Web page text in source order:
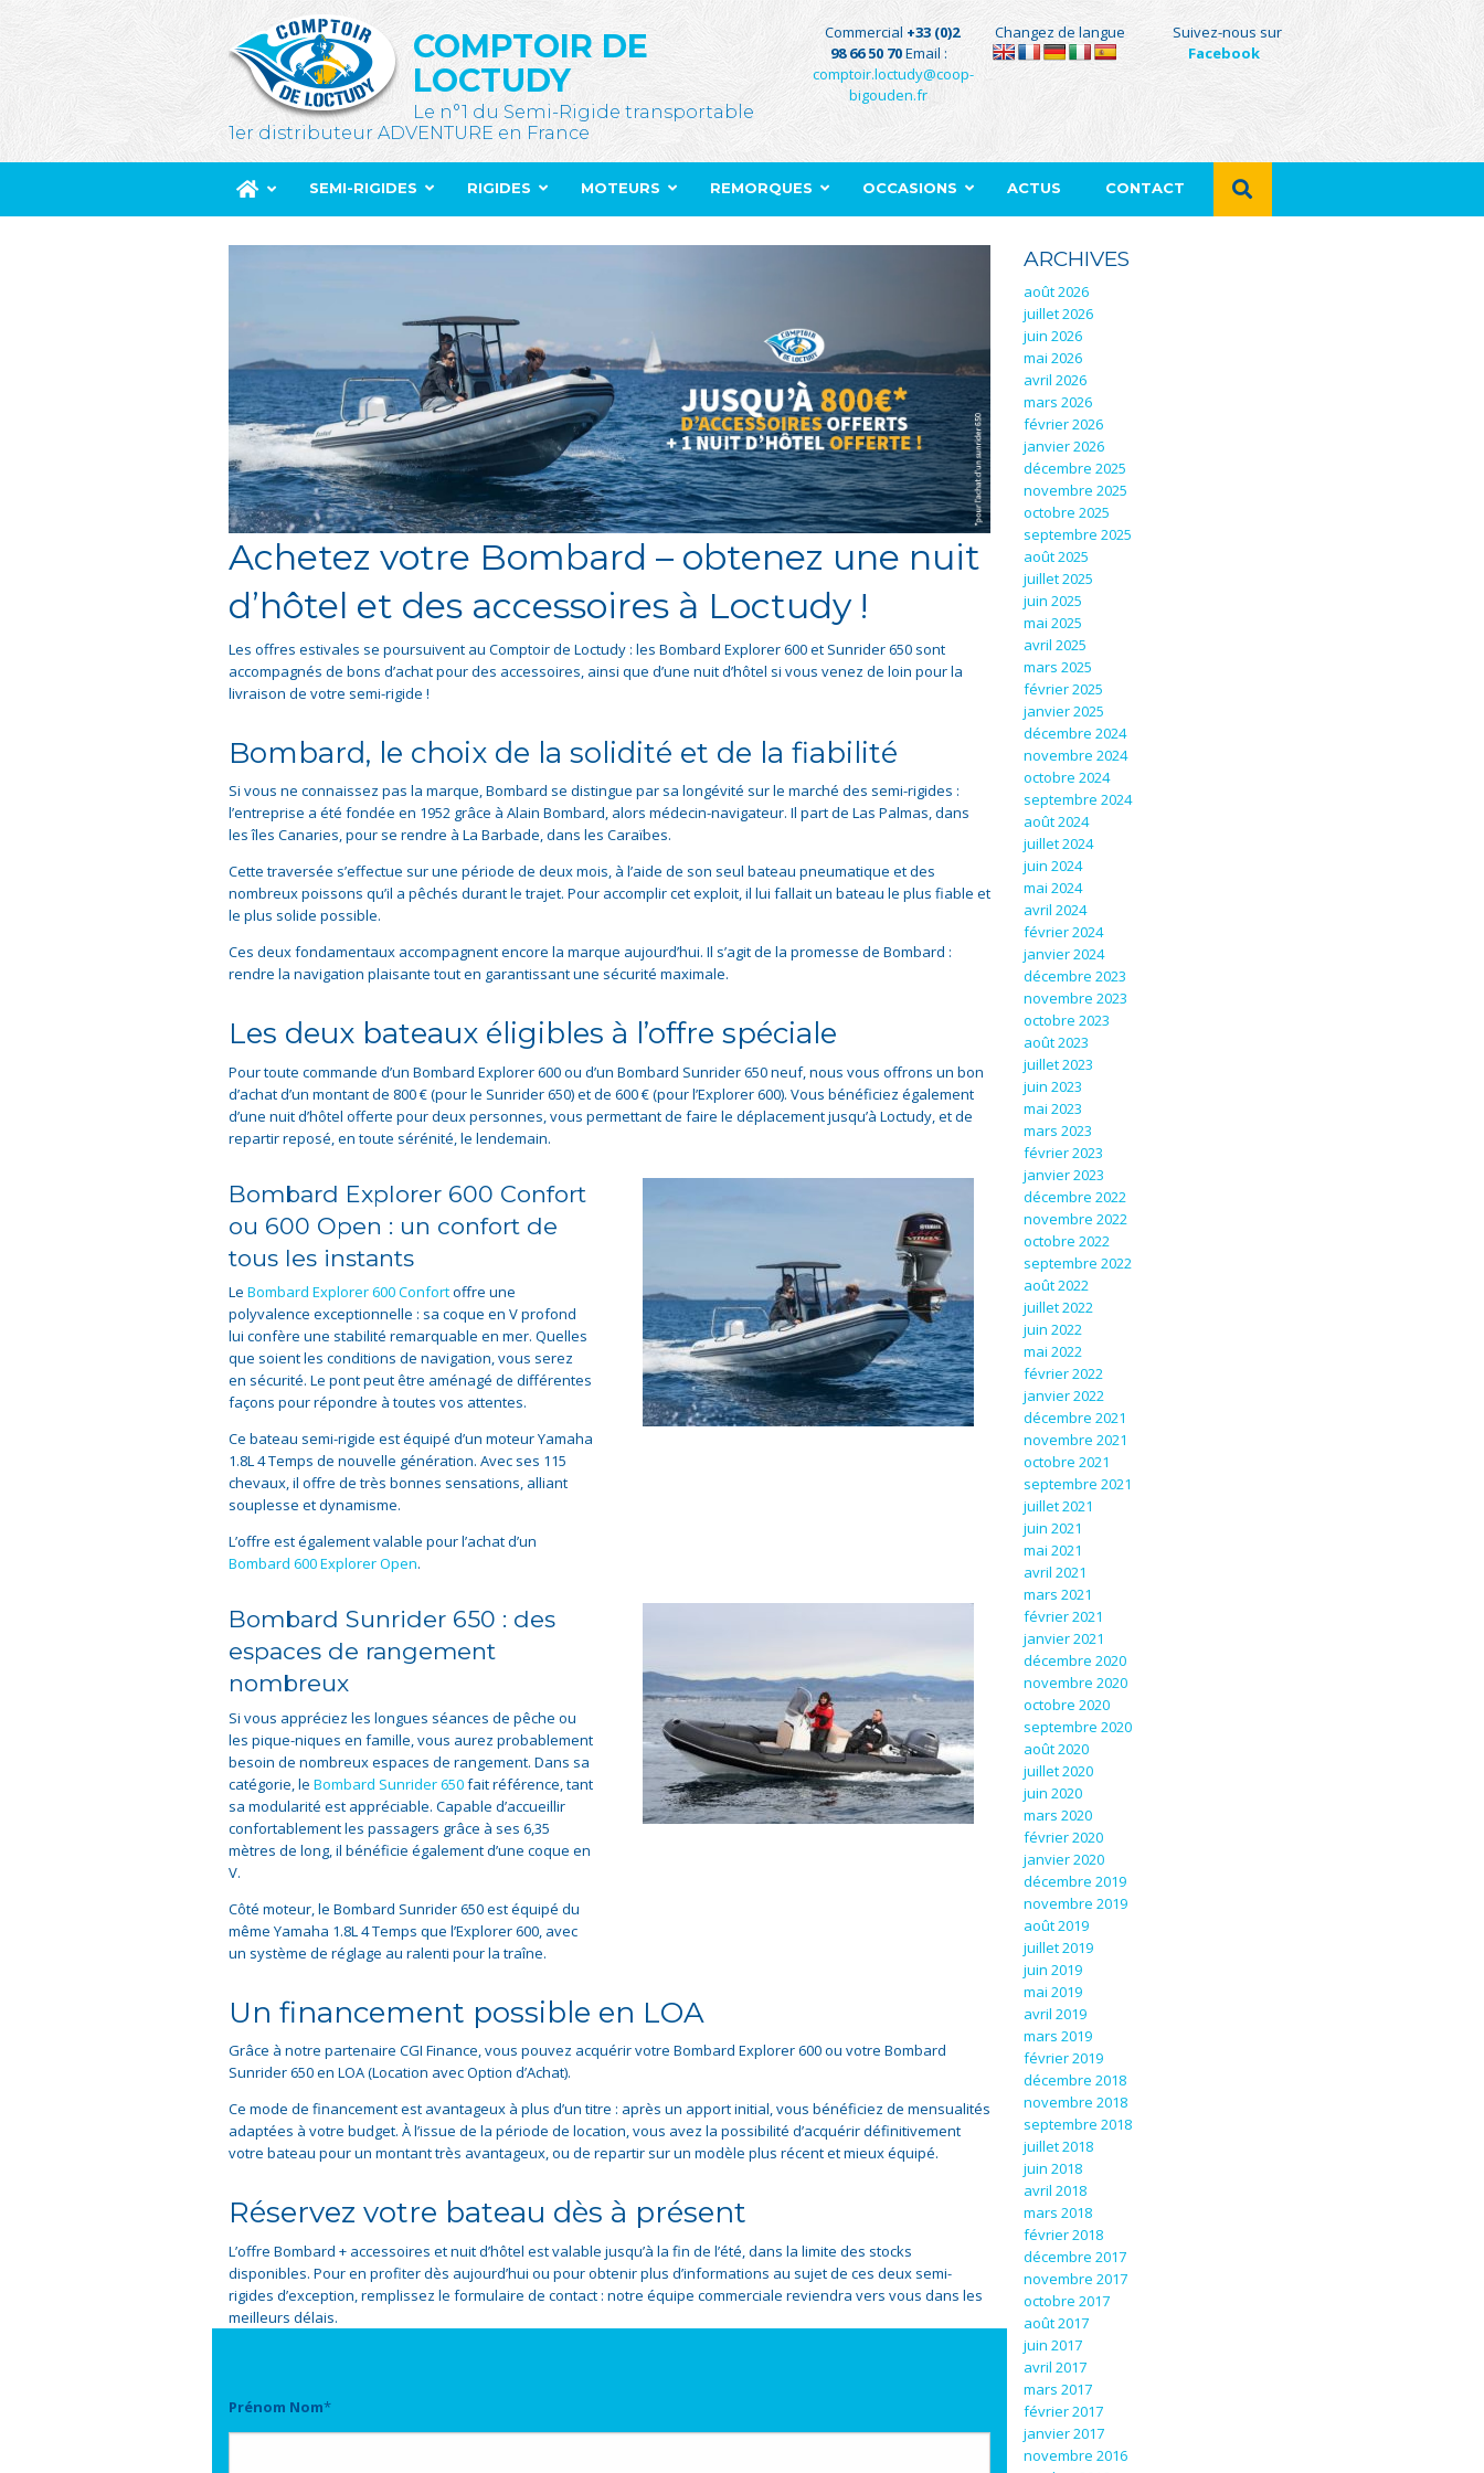
COMPTOIR DE
LOCTUDY
Le n°1 du Semi-Rigide transportable
1er distributeur ADVENTURE en France
Commercial +33 (0)2
98 66 50 70Email :
comptoir.loctudy@coop-
bigouden.fr
Changez de langue
Suivez-nous sur
Facebook
SEMI-RIGIDES RIGIDES MOTEURS REMORQUES OCCASIONS ACTUS CONTACT
Achetez votre Bombard – obtenez une nuit
d’hôtel et des accessoires à Loctudy !
Les offres estivales se poursuivent au Comptoir de Loctudy : les Bombard Explorer 600 et Sunrider 650 sont
accompagnés de bons d’achat pour des accessoires, ainsi que d’une nuit d’hôtel si vous venez de loin pour la
livraison de votre semi-rigide !
Bombard, le choix de la solidité et de la fiabilité
Si vous ne connaissez pas la marque, Bombard se distingue par sa longévité sur le marché des semi-rigides :
l’entreprise a été fondée en 1952 grâce à Alain Bombard, alors médecin-navigateur. Il part de Las Palmas, dans
les îles Canaries, pour se rendre à La Barbade, dans les Caraïbes.
Cette traversée s’effectue sur une période de deux mois, à l’aide de son seul bateau pneumatique et des
nombreux poissons qu’il a pêchés durant le trajet. Pour accomplir cet exploit, il lui fallait un bateau le plus fiable et
le plus solide possible.
Ces deux fondamentaux accompagnent encore la marque aujourd’hui. Il s’agit de la promesse de Bombard :
rendre la navigation plaisante tout en garantissant une sécurité maximale.
Les deux bateaux éligibles à l’offre spéciale
Pour toute commande d’un Bombard Explorer 600 ou d’un Bombard Sunrider 650 neuf, nous vous offrons un bon
d’achat d’un montant de 800 € (pour le Sunrider 650) et de 600 € (pour l’Explorer 600). Vous bénéficiez également
d’une nuit d’hôtel offerte pour deux personnes, vous permettant de faire le déplacement jusqu’à Loctudy, et de
repartir reposé, en toute sérénité, le lendemain.
Bombard Explorer 600 Confort
ou 600 Open : un confort de
tous les instants
Le Bombard Explorer 600 Confortoffre une
polyvalence exceptionnelle : sa coque en V profond
lui confère une stabilité remarquable en mer. Quelles
que soient les conditions de navigation, vous serez
en sécurité. Le pont peut être aménagé de différentes
façons pour répondre à toutes vos attentes.
Ce bateau semi-rigide est équipé d’un moteur Yamaha
1.8L 4 Temps de nouvelle génération. Avec ses 115
chevaux, il offre de très bonnes sensations, alliant
souplesse et dynamisme.
L’offre est également valable pour l’achat d’un
Bombard 600 Explorer Open.
Bombard Sunrider 650 : des
espaces de rangement
nombreux
Si vous appréciez les longues séances de pêche ou
les pique-niques en famille, vous aurez probablement
besoin de nombreux espaces de rangement. Dans sa
catégorie, le Bombard Sunrider 650fait référence, tant
sa modularité est appréciable. Capable d’accueillir
confortablement les passagers grâce à ses 6,35
mètres de long, il bénéficie également d’une coque en
V.
Côté moteur, le Bombard Sunrider 650 est équipé du
même Yamaha 1.8L 4 Temps que l’Explorer 600, avec
un système de réglage au ralenti pour la traîne.
Un financement possible en LOA
Grâce à notre partenaire CGI Finance, vous pouvez acquérir votre Bombard Explorer 600 ou votre Bombard
Sunrider 650 en LOA (Location avec Option d’Achat).
Ce mode de financement est avantageux à plus d’un titre : après un apport initial, vous bénéficiez de mensualités
adaptées à votre budget. À l’issue de la période de location, vous avez la possibilité d’acquérir définitivement
votre bateau pour un montant très avantageux, ou de repartir sur un modèle plus récent et mieux équipé.
Réservez votre bateau dès à présent
L’offre Bombard + accessoires et nuit d’hôtel est valable jusqu’à la fin de l’été, dans la limite des stocks
disponibles. Pour en profiter dès aujourd’hui ou pour obtenir plus d’informations au sujet de ces deux semi-
rigides d’exception, remplissez le formulaire de contact : notre équipe commerciale reviendra vers vous dans les
meilleurs délais.
Prénom Nom*
ARCHIVES
août 2026
juillet 2026
juin 2026
mai 2026
avril 2026
mars 2026
février 2026
janvier 2026
décembre 2025
novembre 2025
octobre 2025
septembre 2025
août 2025
juillet 2025
juin 2025
mai 2025
avril 2025
mars 2025
février 2025
janvier 2025
décembre 2024
novembre 2024
octobre 2024
septembre 2024
août 2024
juillet 2024
juin 2024
mai 2024
avril 2024
février 2024
janvier 2024
décembre 2023
novembre 2023
octobre 2023
août 2023
juillet 2023
juin 2023
mai 2023
mars 2023
février 2023
janvier 2023
décembre 2022
novembre 2022
octobre 2022
septembre 2022
août 2022
juillet 2022
juin 2022
mai 2022
février 2022
janvier 2022
décembre 2021
novembre 2021
octobre 2021
septembre 2021
juillet 2021
juin 2021
mai 2021
avril 2021
mars 2021
février 2021
janvier 2021
décembre 2020
novembre 2020
octobre 2020
septembre 2020
août 2020
juillet 2020
juin 2020
mars 2020
février 2020
janvier 2020
décembre 2019
novembre 2019
août 2019
juillet 2019
juin 2019
mai 2019
avril 2019
mars 2019
février 2019
décembre 2018
novembre 2018
septembre 2018
juillet 2018
juin 2018
avril 2018
mars 2018
février 2018
décembre 2017
novembre 2017
octobre 2017
août 2017
juin 2017
avril 2017
mars 2017
février 2017
janvier 2017
novembre 2016